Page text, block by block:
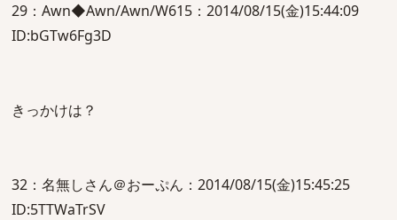
29：Awn◆Awn/Awn/W615：2014/08/15(金)15:44:09
ID:bGTw6Fg3D
きっかけは？
32：名無しさん＠おーぷん：2014/08/15(金)15:45:25
ID:5TTWaTrSV